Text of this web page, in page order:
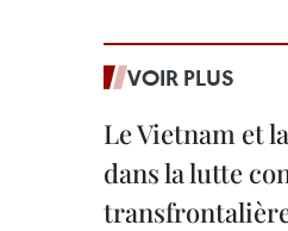
VOIR PLUS
Le Vietnam et
dans la lutte